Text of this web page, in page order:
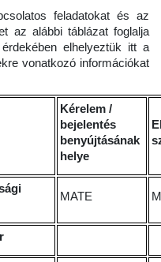
feladatokat és az
az alábbi táblázat foglalja
elhelyeztük itt a
vonatkozó információkat
Kérelem /
bejelentés
benyújtásának
helye
MATE